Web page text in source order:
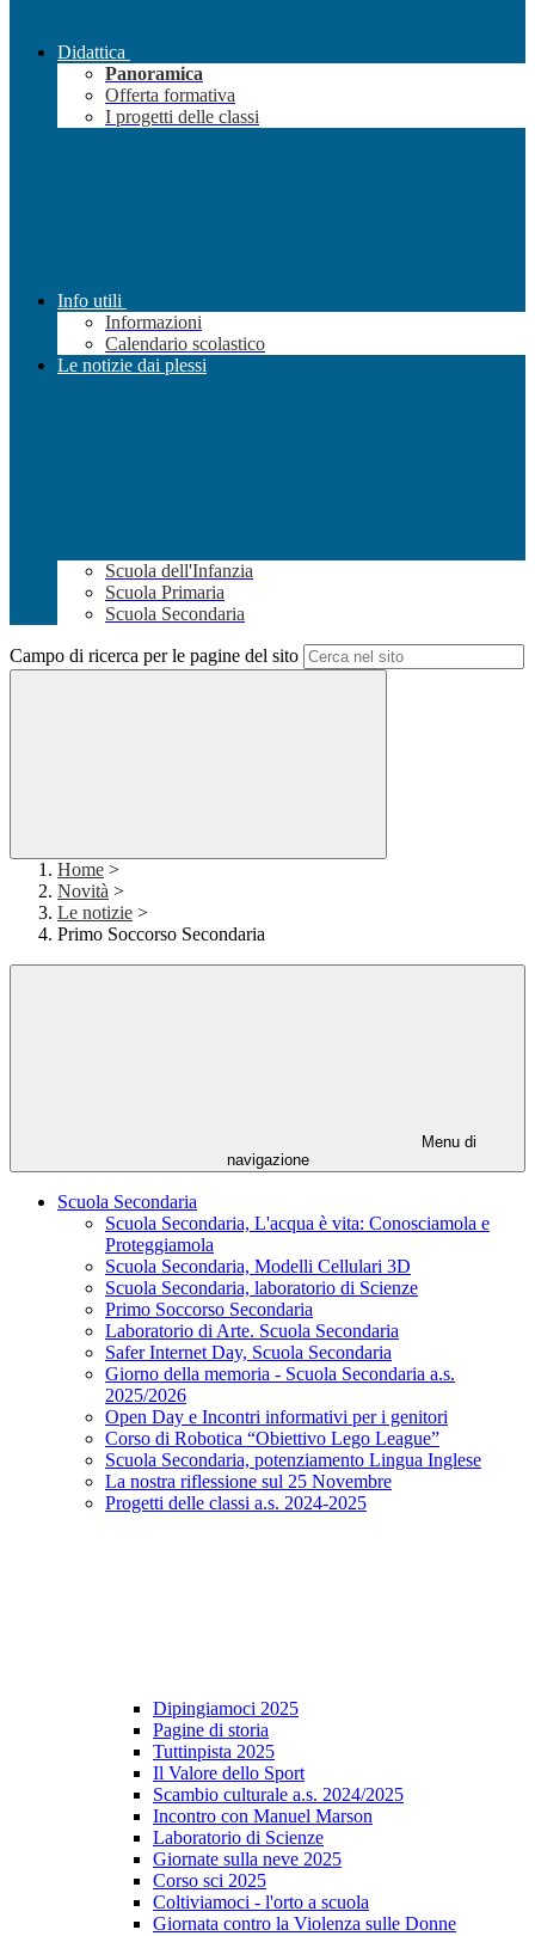
Didattica
Panoramica
Offerta formativa
I progetti delle classi
Info utili
Informazioni
Calendario scolastico
Le notizie dai plessi
Scuola dell'Infanzia
Scuola Primaria
Scuola Secondaria
Campo di ricerca per le pagine del sito
Home >
Novità >
Le notizie >
Primo Soccorso Secondaria
Menu di
navigazione
Scuola Secondaria
Scuola Secondaria, L'acqua è vita: Conosciamola e
Proteggiamola
Scuola Secondaria, Modelli Cellulari 3D
Scuola Secondaria, laboratorio di Scienze
Primo Soccorso Secondaria
Laboratorio di Arte. Scuola Secondaria
Safer Internet Day, Scuola Secondaria
Giorno della memoria - Scuola Secondaria a.s.
2025/2026
Open Day e Incontri informativi per i genitori
Corso di Robotica “Obiettivo Lego League”
Scuola Secondaria, potenziamento Lingua Inglese
La nostra riflessione sul 25 Novembre
Progetti delle classi a.s. 2024-2025
Dipingiamoci 2025
Pagine di storia
Tuttinpista 2025
Il Valore dello Sport
Scambio culturale a.s. 2024/2025
Incontro con Manuel Marson
Laboratorio di Scienze
Giornate sulla neve 2025
Corso sci 2025
Coltiviamoci - l'orto a scuola
Giornata contro la Violenza sulle Donne